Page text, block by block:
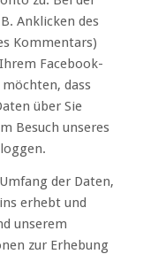
Anklicken des
Kommentars)
Facebook-
dass
über Sie
Besuch unseres
der Daten,
erhebt und
unserem
zur Erhebung